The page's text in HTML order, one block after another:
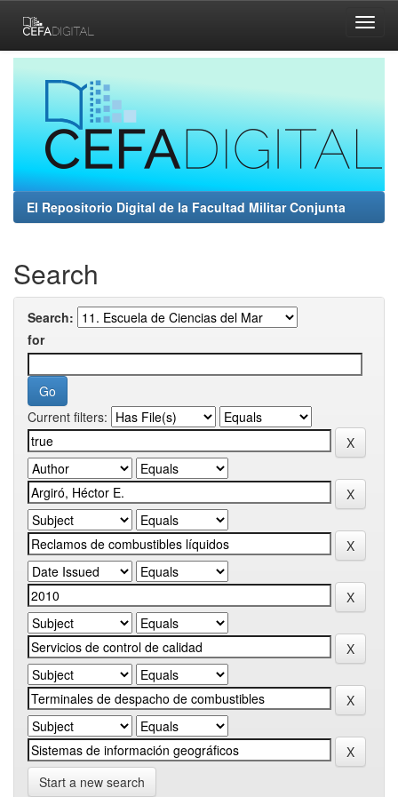
navigation
El Repositorio Digital de la Facultad Militar Conjunta
Search
Search:
for
Current filters:
Start a new search